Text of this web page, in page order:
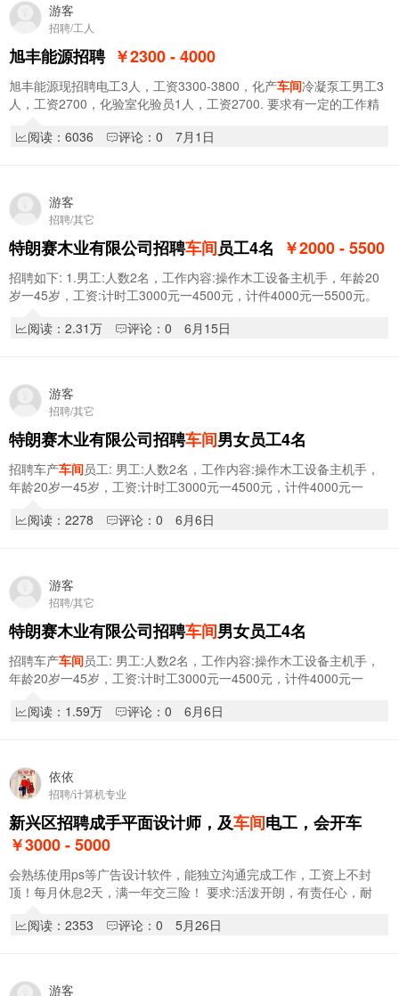
游客
招聘/工人
旭丰能源招聘 ￥2300 - 4000
旭丰能源现招聘电工3人，工资3300-3800，化产车间冷凝泵工男工3
人，工资2700，化验室化验员1人，工资2700. 要求有一定的工作精
阅读：6036
评论：0 7月1日
游客
招聘/其它
特朗赛木业有限公司招聘车间员工4名 ￥2000 - 5500
招聘如下: 1.男工:人数2名，工作内容:操作木工设备主机手，年龄20
岁一45岁，工资:计时工3000元一4500元，计件4000元一5500元。
阅读：2.31万
评论：0 6月15日
游客
招聘/其它
特朗赛木业有限公司招聘车间男女员工4名
招聘车产车间员工: 男工:人数2名，工作内容:操作木工设备主机手，
年龄20岁一45岁，工资:计时工3000元一4500元，计件4000元一
阅读：2278
评论：0 6月6日
游客
招聘/其它
特朗赛木业有限公司招聘车间男女员工4名
招聘车产车间员工: 男工:人数2名，工作内容:操作木工设备主机手，
年龄20岁一45岁，工资:计时工3000元一4500元，计件4000元一
阅读：1.59万
评论：0 6月6日
依依
招聘/计算机专业
新兴区招聘成手平面设计师，及车间电工，会开车
￥3000 - 5000
会熟练使用ps等广告设计软件，能独立沟通完成工作，工资上不封
顶！每月休息2天，满一年交三险！ 要求:活泼开朗，有责任心，耐
阅读：2353
评论：0 5月26日
游客